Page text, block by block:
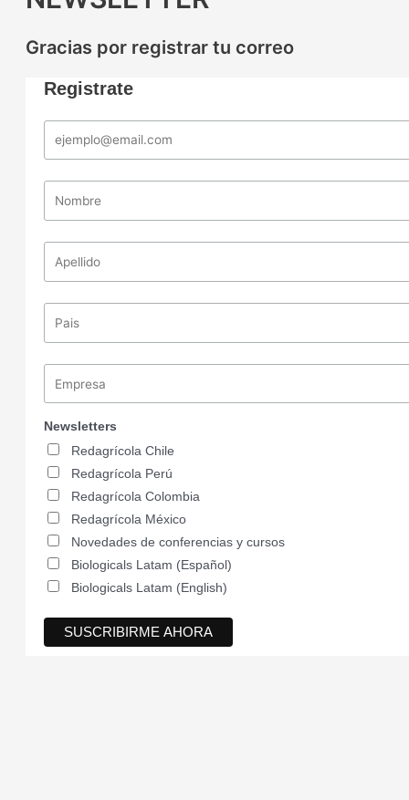
Gracias por registrar tu correo
Registrate
Newsletters
Redagrícola Chile
Redagrícola Perú
Redagrícola Colombia
Redagrícola México
Novedades de conferencias y cursos
Biologicals Latam (Español)
Biologicals Latam (English)